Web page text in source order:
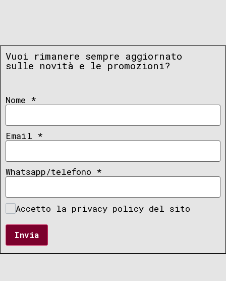
Vuoi rimanere sempre aggiornato
sulle novità e le promozioni?
Nome *
Email *
Whatsapp/telefono *
Accetto la privacy policy del sito
Invia